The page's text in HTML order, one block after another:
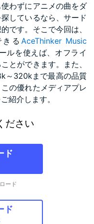
わずにアニメの曲をダ
しているなら、サード
です。そこで今回は、
る AceThinker Music
ルを使えば、オフライ
とができます。また、
～320kまで最高の品質
の優れたメディアプレ
紹介します。
ださい
ド
ード
ド